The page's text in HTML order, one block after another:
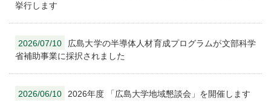
挙行します
2026/07/10
広島大学の半導体人材育成プログラムが文部科学
省補助事業に採択されました
2026/06/10 2026年度 「広島大学地域懇談会」を開催します